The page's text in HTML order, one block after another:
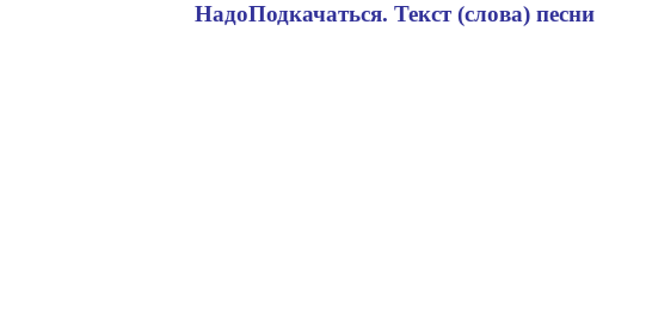
НадоПодкачаться. Текст (слова) песни